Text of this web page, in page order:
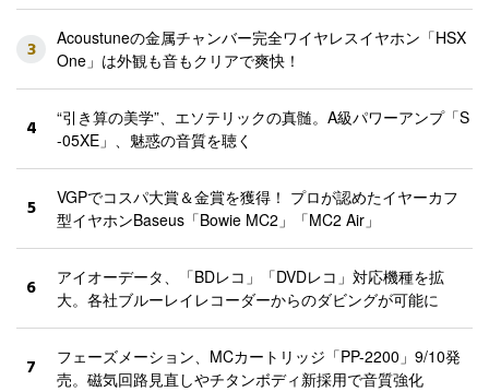
3
Acoustuneの金属チャンバー完全ワイヤレスイヤホン「HSX
One」は外観も音もクリアで爽快！
4
“引き算の美学”、エソテリックの真髄。A級パワーアンプ「S
-05XE」、魅惑の音質を聴く
5
VGPでコスパ大賞＆金賞を獲得！ プロが認めたイヤーカフ
型イヤホンBaseus「Bowie MC2」「MC2 Air」
6
アイオーデータ、「BDレコ」「DVDレコ」対応機種を拡
大。各社ブルーレイレコーダーからのダビングが可能に
7
フェーズメーション、MCカートリッジ「PP-2200」9/10発
売。磁気回路見直しやチタンボディ新採用で音質強化